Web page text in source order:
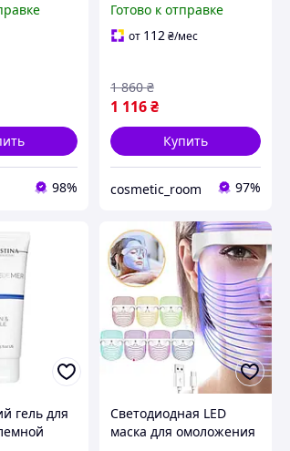
Кожи
98%
Hillary Basic Skincare
Set for Oily & Problem
Готово к отправке
от 112₴/мес
1 116₴
1 860 ₴
Купить
cosmetic_room 97%
гель для Светодиодная LED
маска для омоложения